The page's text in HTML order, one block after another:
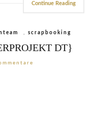
Continue Reading
, scrapbooking
DT}